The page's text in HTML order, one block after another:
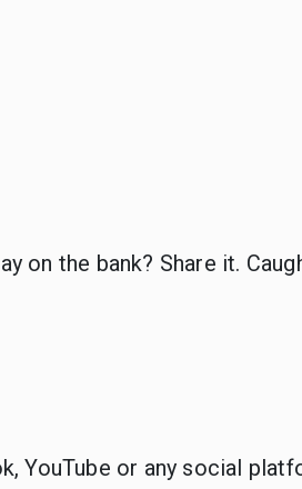
the bank? Share it.
YouTube or any social